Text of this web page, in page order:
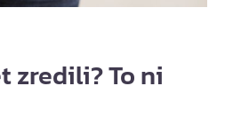
zredili? To ni